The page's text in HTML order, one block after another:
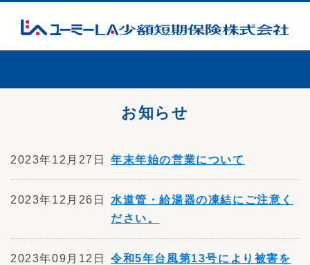
お知らせ
年末年始の営業について
2023年12月27日
水道管・給湯器の凍結にご注意く
ださい。
2023年12月26日
令和5年台風第13号により被害を
2023年09月12日